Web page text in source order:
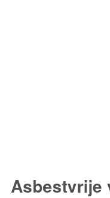
Asbestvrije